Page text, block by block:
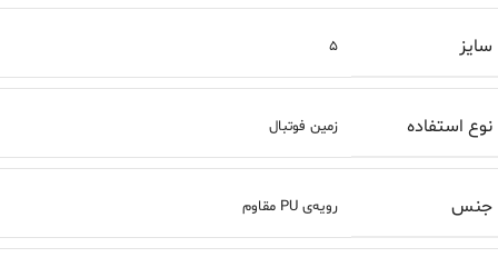
سایز 5
نوع استفاده زمین فوتبال
جنس رویه‌ی PU مقاوم